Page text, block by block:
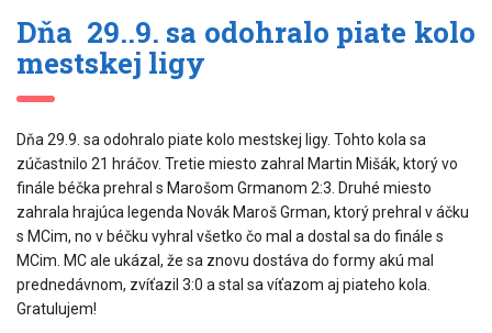
Dňa 29..9. sa odohralo piate kolo
mestskej ligy
Dňa 29.9. sa odohralo piate kolo mestskej ligy. Tohto kola sa
zúčastnilo 21 hráčov. Tretie miesto zahral Martin Mišák, ktorý vo
finále béčka prehral s Marošom Grmanom 2:3. Druhé miesto
zahrala hrajúca legenda Novák Maroš Grman, ktorý prehral v áčku
s MCim, no v béčku vyhral všetko čo mal a dostal sa do finále s
MCim. MC ale ukázal, že sa znovu dostáva do formy akú mal
prednedávnom, zvíťazil 3:0 a stal sa víťazom aj piateho kola.
Gratulujem!